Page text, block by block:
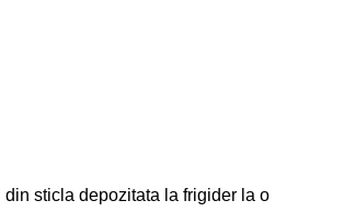
sticla depozitata la frigider la o